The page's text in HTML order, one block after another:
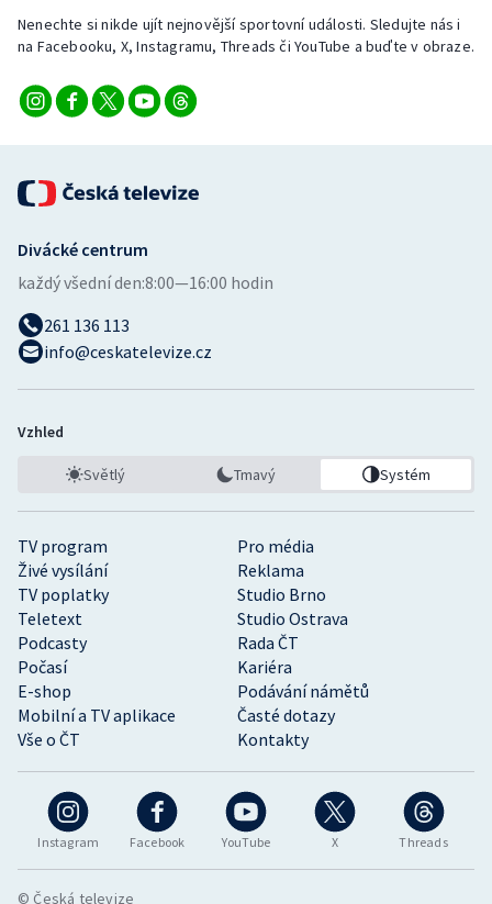
Veslování
Vodní slalom
Volejbal
Ostatní
Nenechte si nikde ujít nejnovější sportovní události. Sledujte nás i
na Facebooku, X, Instagramu, Threads či YouTube a buďte v obraze.
Instagram Facebook YouTube X Threads
TV program
Pro média
Živé vysílání
Reklama
TV poplatky
Studio Brno
Teletext
Studio Ostrava
Podcasty
Rada ČT
Počasí
Kariéra
E-shop
Podávání námětů
Mobilní a TV aplikace
Časté dotazy
Vše o ČT
Kontakty
Divácké centrum
každý všední den:8:00—16:00 hodin
261 136 113
info@ceskatelevize.cz
Vzhled
Světlý Tmavý Systém
© Česká televize